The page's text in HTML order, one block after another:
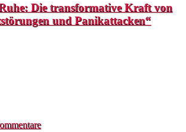
Die transformative Kraft von
und Panikattacken“